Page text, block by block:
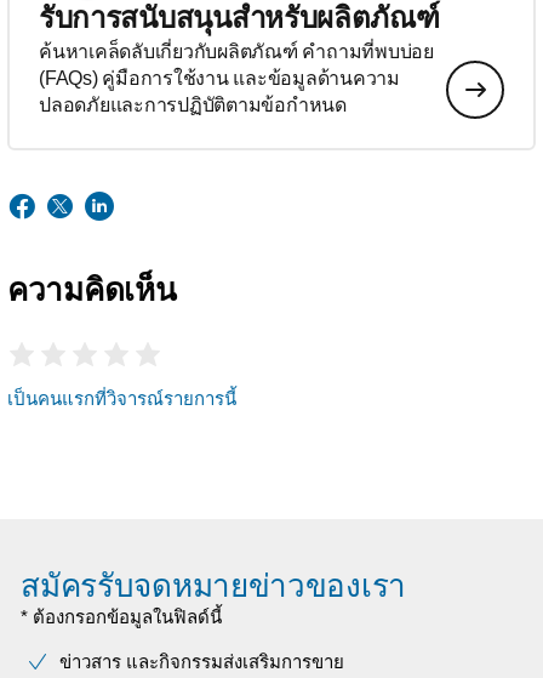
รับการสนับสนุนสำหรับผลิตภัณฑ์
ค้นหาเคล็ดลับเกี่ยวกับผลิตภัณฑ์ คำถามที่พบบ่อย
(FAQs) คู่มือการใช้งาน และข้อมูลด้านความ
ปลอดภัยและการปฏิบัติตามข้อกำหนด
ความคิดเห็น
เป็นคนแรกที่วิจารณ์รายการนี้
สมัครรับจดหมายข่าวของเรา
* ต้องกรอกข้อมูลในฟิลด์นี้
ข่าวสาร และกิจกรรมส่งเสริมการขาย